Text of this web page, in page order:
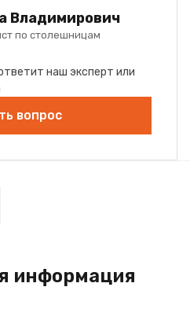
Владимирович
по столешницам
наш эксперт или
вопрос
информация